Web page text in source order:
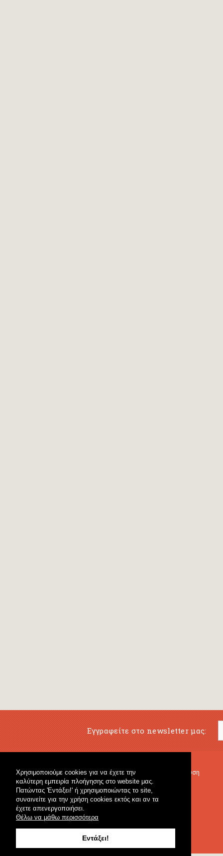
Χρησιμοποιούμε cookies για να έχετε την
καλύτερη εμπειρία πλοήγησης στο website μας.
Πατώντας 'Εντάξει!' ή χρησιμοποιώντας το site,
συναινείτε για την χρήση cookies εκτός και αν τα
έχετε απενεργοποιήσει.
Θέλω να μάθω περισσότερα
Εντάξει!
Εγγραφείτε στο newsletter μας:
Μουσικό Βιβλιοπωλείο
Κρουστά & Εκπαιδευτικό Υλικό
Γενικό Βιβλιοπωλείο
Μουσική Εκπαίδευση
Fagotto Blog